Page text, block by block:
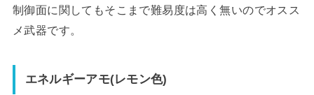
制御面に関してもそこまで難易度は高く無いのでオスス
メ武器です。
エネルギーアモ(レモン色)